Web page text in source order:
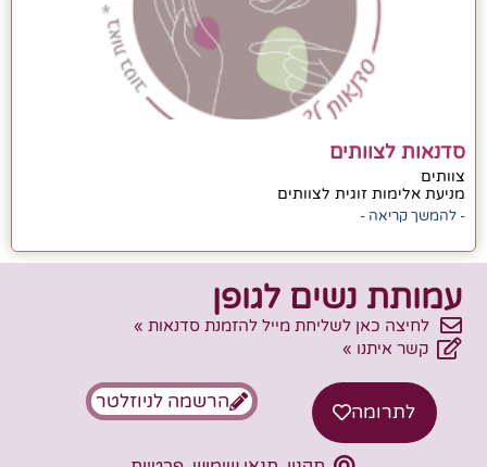
סדנאות לצוותים
צוותים
מניעת אלימות זוגית לצוותים
- להמשך קריאה -
עמותת נשים לגופן
לחיצה כאן לשליחת מייל להזמנת סדנאות »
קשר איתנו »
לתרומה הרשמה לניוזלטר